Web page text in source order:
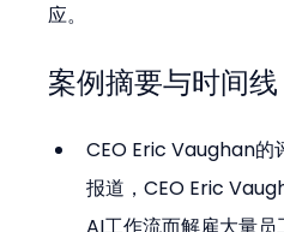
应。
案例摘要与时间线
CEO Eric Vaughan的
报道，CEO Eric